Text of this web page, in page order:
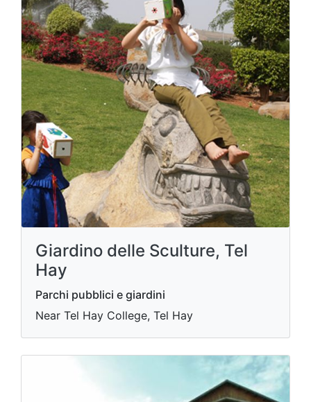
Giardino delle Sculture, Tel
Hay
Parchi pubblici e giardini
Near Tel Hay College, Tel Hay